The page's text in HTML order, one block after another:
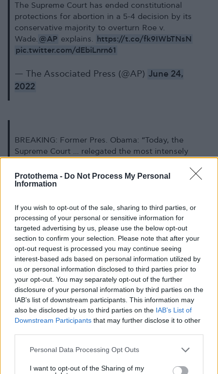
Protothema - Do Not Process My Personal
Information
If you wish to opt-out of the sale, sharing to third parties, or
processing of your personal or sensitive information for
targeted advertising by us, please use the below opt-out
section to confirm your selection. Please note that after your
opt-out request is processed you may continue seeing
interest-based ads based on personal information utilized by
us or personal information disclosed to third parties prior to
your opt-out. You may separately opt-out of the further
disclosure of your personal information by third parties on the
IAB’s list of downstream participants. This information may
also be disclosed by us to third parties on the IAB’s List of
Downstream Participants that may further disclose it to other
Please note that this website/app uses one or more Google
not limited to your visit or usage behaviour. You may click to
Personal Data Processing Opt Outs
I want to opt-out of the Sharing of my
The Supreme Court has ended constitutional
protections for abortion in a 5-4 decision by its
conservative majority to overturn Roe v.
Wade. @AP explains. https://t.co/fk9IWbTNsN
pic.twitter.com/dEbiLnrn61
— The Associated Press (@AP) June 24,
2022
BREAKING: Former Pres. Obama: “Today, the
Supreme Court ... relegated the most intensely
whims of politicians and ideologues—attacking
the essential freedoms of millions of Americans.”
pic.twitter.com/6OwzIjLFrQ
— ABC News (@ABC)June 24, 2022
Η απόφαση, όπως σημειώνουν τα αμερικανικά
μέσα ενημέρωσης,αφαιρεί το δικαίωμα των
γυναικών να αποφασίζουν για την διακοπή της
κύησης. Προσθέτουν ότιθα μεταμορφώσει την
πολιτική ζωή στη χώρακαι θα φέρει ένα
ντόμινο ολικών απαγορεύσεων σε περίπου τις
μισές από τις 50 πολιτείες.